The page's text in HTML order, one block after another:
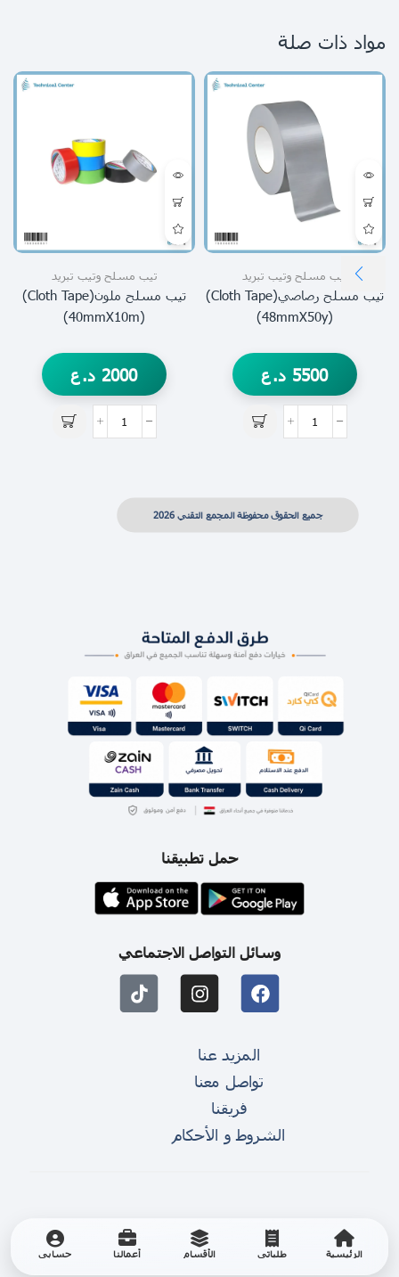
الرئيسية طلباتي الأقسام أعمالنا حسابي
مواد ذات صلة
تيب مسلح وتيب تبريد
تيب مسلح رصاصي(cloth Tape)
(48mmX50y)
5500 د.ع
تيب مسلح وتيب تبريد
تيب مسلح ملون(cloth Tape)
(40mmX10m)
2000 د.ع
جميع الحقوق محفوظة المجمع التقني 2026
حمل تطبيقنا
وسائل التواصل الاجتماعي
المزيد عنا
تواصل معنا
فريقنا
الشروط و الأحكام